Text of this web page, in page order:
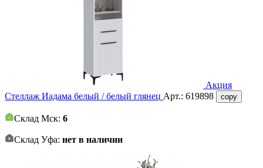
Акция
Стеллаж Иадама белый / белый глянец Арт.: 619898 copy
Склад Мск: 6
Склад Уфа: нет в наличии